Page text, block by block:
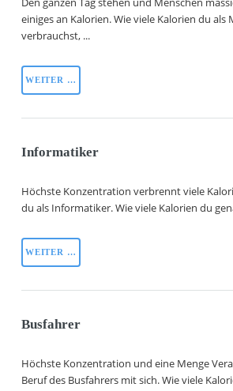
einiges an Kalorien. Wie viele Kalorien du als
verbrauchst, ...
WEITER …
Informatiker
Höchste Konzentration verbrennt viele
du als Informatiker. Wie viele Kalorien du
WEITER …
Busfahrer
Höchste Konzentration und eine Menge
Beruf des Busfahrers mit sich. Wie viele